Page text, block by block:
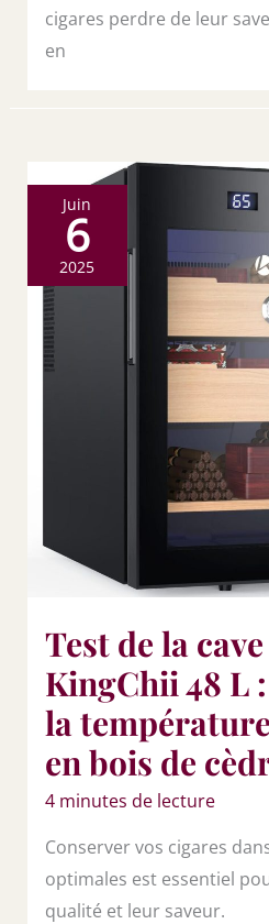
cigares perdre de leur
en
Juin
6
2025
Test de la
KingChii 48 L
la
en bois de
4 minutes de lecture
Conserver vos cigares
optimales est essentiel
qualité et leur saveur.